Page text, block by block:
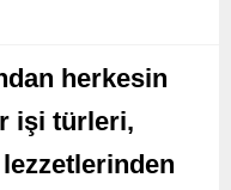
herkesin
işi türleri,